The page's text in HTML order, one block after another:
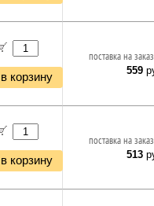
в корзину
поставка на
559
в корзину
поставка на
513